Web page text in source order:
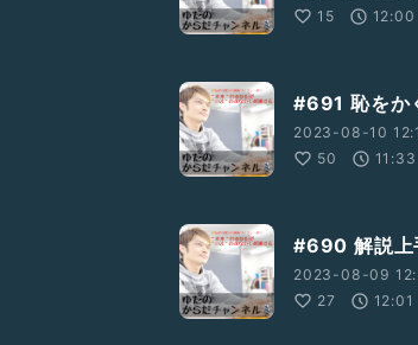
15
12:00
#691 恥をか
2023-08-10
50
11:33
#690 解説上
2023-08-09
27
12:01